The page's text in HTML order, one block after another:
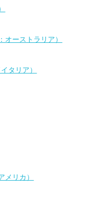
オーストラリア）
タリア）
メリカ）